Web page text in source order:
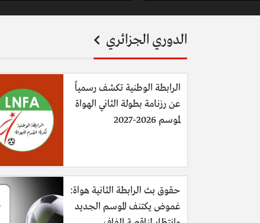
الدوري الجزائري
الرابطة الوطنية تكشف رسمياً
عن رزنامة بطولة الثاني الهواة
لموسم 2026-2027
حقوق بث الرابطة الثانية هواة:
غموض يكتنف الموسم الجديد